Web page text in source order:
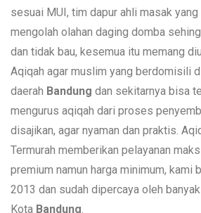
sesuai MUI, tim dapur ahli masak yang
mengolah olahan daging domba
dan tidak bau, kesemua itu memang
Aqiqah agar muslim yang berdomisili
daerah Bandung dan sekitarnya bisa
mengurus aqiqah dari proses
disajikan, agar nyaman dan praktis.
Termurah memberikan pelayanan
premium namun harga minimum, kami
2013 dan sudah dipercaya oleh
Kota Bandung.